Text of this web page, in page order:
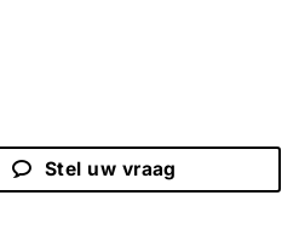
Stel uw vraag